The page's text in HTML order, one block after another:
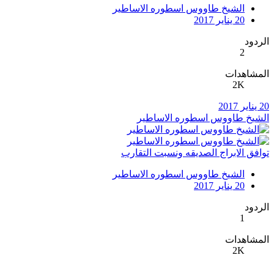
الشيخ طاووس اسطوره الاساطير
20 يناير 2017
الردود
2
المشاهدات
2K
20 يناير 2017
الشيخ طاووس اسطوره الاساطير
توافق الابراج الصديقه ونسبت التقارب
الشيخ طاووس اسطوره الاساطير
20 يناير 2017
الردود
1
المشاهدات
2K